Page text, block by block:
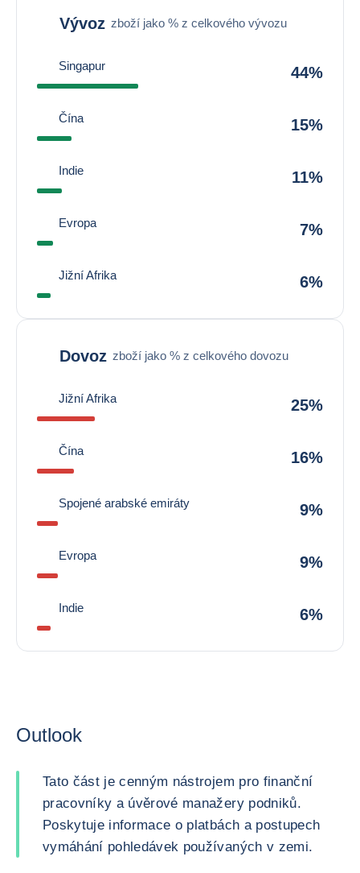
Vývoz zboží jako % z celkového vývozu
Singapur 44%
Čína 15%
Indie 11%
Evropa 7%
Jižní Afrika 6%
Dovoz zboží jako % z celkového dovozu
Jižní Afrika 25%
Čína 16%
Spojené arabské emiráty 9%
Evropa 9%
Indie 6%
Outlook
Tato část je cenným nástrojem pro finanční
pracovníky a úvěrové manažery podniků.
Poskytuje informace o platbách a postupech
vymáhání pohledávek používaných v zemi.